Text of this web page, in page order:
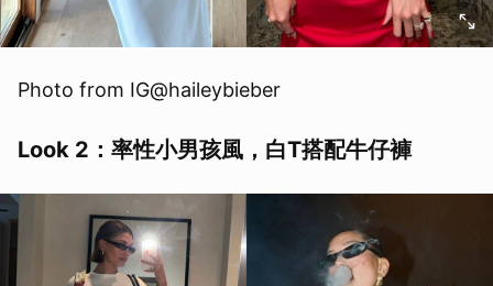
Photo from IG@haileybieber
Look 2：率性小男孩風，白T搭配牛仔褲